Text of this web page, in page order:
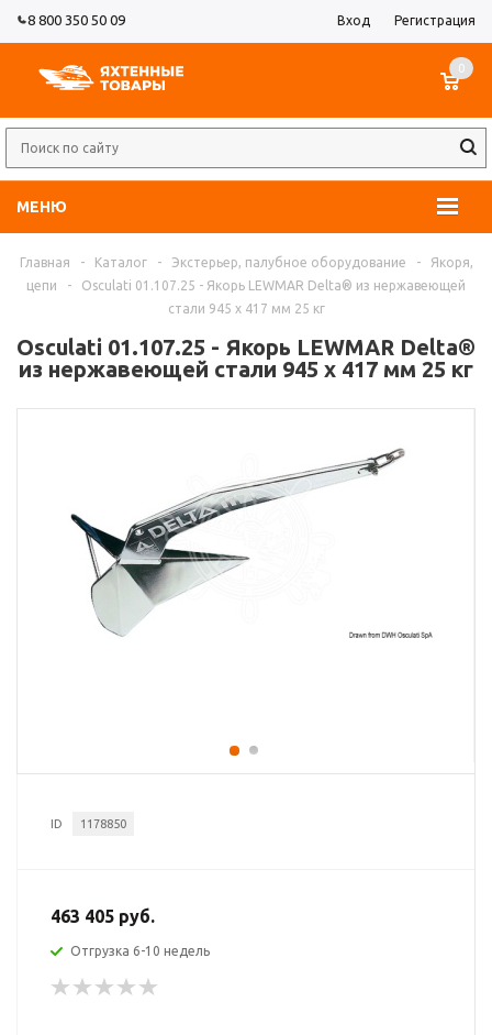
8 800 350 50 09 Вход Регистрация
МЕНЮ
0
Главная - Каталог - Экстерьер, палубное оборудование -
Якоря,
цепи
-
Osculati 01.107.25 - Якорь LEWMAR Delta® из нержавеющей
стали 945 x 417 мм 25 кг
Osculati 01.107.25 - Якорь LEWMAR Delta®
из нержавеющей стали 945 x 417 мм 25 кг
ID 1178850
463 405 руб.
Отгрузка 6-10 недель